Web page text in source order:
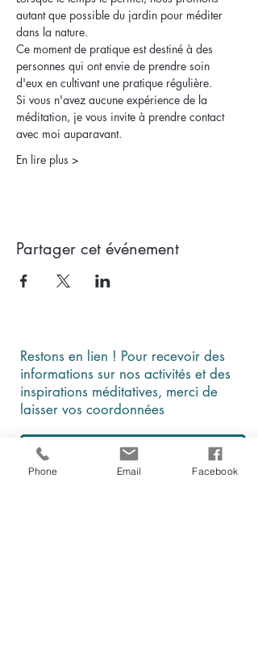
autant que possible du jardin pour méditer
dans la nature.
Ce moment de pratique est destiné à des
personnes qui ont envie de prendre soin
d'eux en cultivant une pratique régulière.
Si vous n'avez aucune expérience de la
méditation, je vous invite à prendre contact
avec moi auparavant.
En lire plus >
Partager cet événement
Restons en lien ! Pour recevoir des
informations sur nos activités et des
inspirations méditatives, merci de
laisser vos coordonnées
Phone Email Facebook